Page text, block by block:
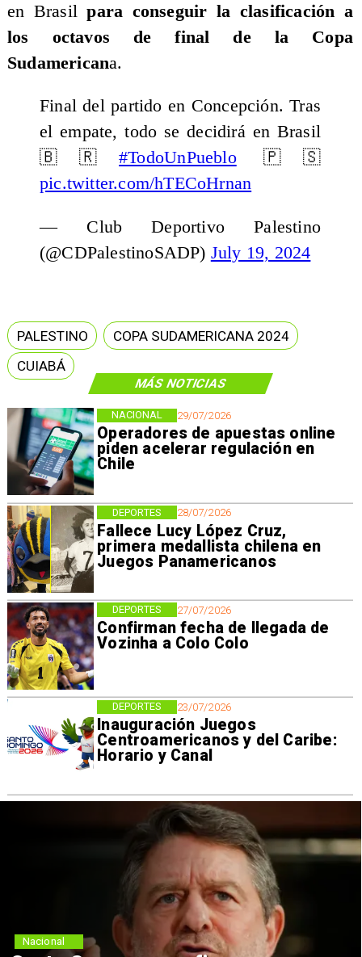
MÁS NOTICIAS
29/07/2026
Operadores de apuestas online
piden acelerar regulación en
Chile
NACIONAL
28/07/2026
Fallece Lucy López Cruz,
primera medallista chilena en
Juegos Panamericanos
DEPORTES
27/07/2026
Confirman fecha de llegada de
Vozinha a Colo Colo
DEPORTES
23/07/2026
Inauguración Juegos
Centroamericanos y del Caribe:
Horario y Canal
DEPORTES
en Brasilpara conseguir la clasificación a
los octavos de final de la Copa
Sudamericana.
Final del partido en Concepción. Tras
el empate, todo se decidirá en Brasil
🇧🇷#TodoUnPueblo🇵🇸
pic.twitter.com/hTECoHrnan
— Club Deportivo Palestino
(@CDPalestinoSADP) July 19, 2024
PALESTINO
COPA SUDAMERICANA 2024
CUIABÁ
Nacional